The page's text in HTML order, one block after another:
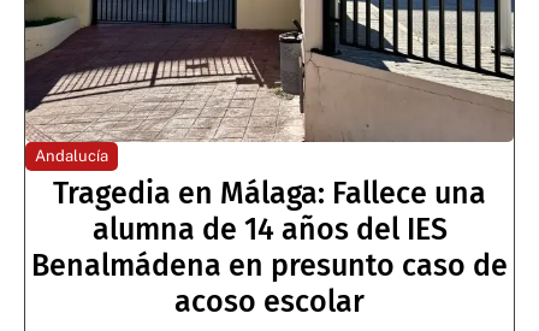
Andalucía
Tragedia en Málaga: Fallece una
alumna de 14 años del IES
Benalmádena en presunto caso de
acoso escolar